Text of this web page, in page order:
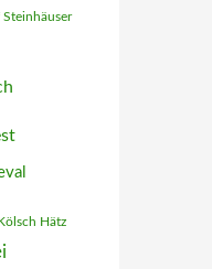
Steinhäuser
Hätz